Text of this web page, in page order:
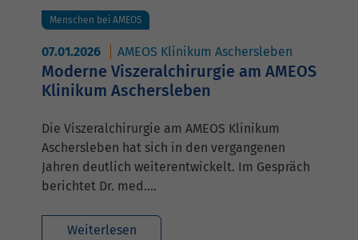
Menschen bei AMEOS
07.01.2026 AMEOS Klinikum Aschersleben
Moderne Viszeralchirurgie am AMEOS
Klinikum Aschersleben
Die Viszeralchirurgie am AMEOS Klinikum
Aschersleben hat sich in den vergangenen
Jahren deutlich weiterentwickelt. Im Gespräch
berichtet Dr. med.…
Weiterlesen